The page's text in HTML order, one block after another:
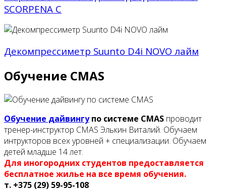
SCORPENA C
Декомпрессиметр Suunto D4i NOVO лайм
Обучение CMAS
Обучение дайвингупо системе CMAS проводит
тренер-инструктор CMAS Элькин Виталий. Обучаем
интрукторов всех уровней + специализации. Обучаем
детей младше 14 лет.
Для иногородних студентов предоставляется
бесплатное жилье на все время обучения.
т. +375 (29) 59-95-108